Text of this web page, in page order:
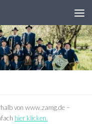
von www.zamg.de –
hier klicken.